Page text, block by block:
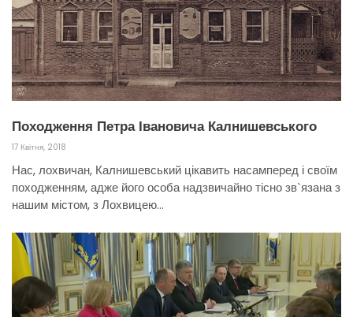
Походження Петра Івановича Калнишевського
17 Квітня, 2018
Нас, лохвичан, Калнишевський цікавить насамперед і своїм
походженням, адже його особа надзвичайно тісно зв`язана з
нашим містом, з Лохвицею…